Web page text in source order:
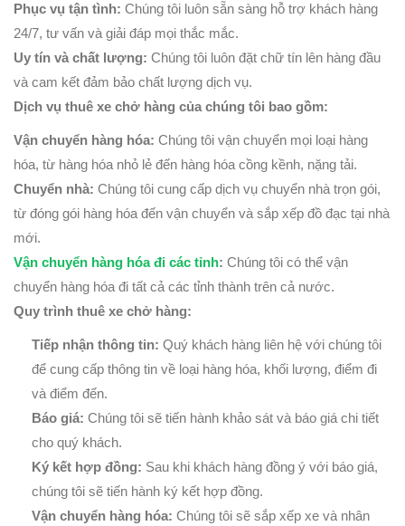
Phục vụ tận tình: Chúng tôi luôn sẵn sàng hỗ trợ khách hàng
24/7, tư vấn và giải đáp mọi thắc mắc.
Uy tín và chất lượng: Chúng tôi luôn đặt chữ tín lên hàng đầu
và cam kết đảm bảo chất lượng dịch vụ.
Dịch vụ thuê xe chở hàng của chúng tôi bao gồm:
Vận chuyển hàng hóa: Chúng tôi vận chuyển mọi loại hàng
hóa, từ hàng hóa nhỏ lẻ đến hàng hóa cồng kềnh, nặng tải.
Chuyển nhà: Chúng tôi cung cấp dịch vụ chuyển nhà trọn gói,
từ đóng gói hàng hóa đến vận chuyển và sắp xếp đồ đạc tại nhà
mới.
Vận chuyển hàng hóa đi các tỉnh: Chúng tôi có thể vận
chuyển hàng hóa đi tất cả các tỉnh thành trên cả nước.
Quy trình thuê xe chở hàng:
Tiếp nhận thông tin: Quý khách hàng liên hệ với chúng tôi
để cung cấp thông tin về loại hàng hóa, khối lượng, điểm đi
và điểm đến.
Báo giá: Chúng tôi sẽ tiến hành khảo sát và báo giá chi tiết
cho quý khách.
Ký kết hợp đồng: Sau khi khách hàng đồng ý với báo giá,
chúng tôi sẽ tiến hành ký kết hợp đồng.
Vận chuyển hàng hóa: Chúng tôi sẽ sắp xếp xe và nhân